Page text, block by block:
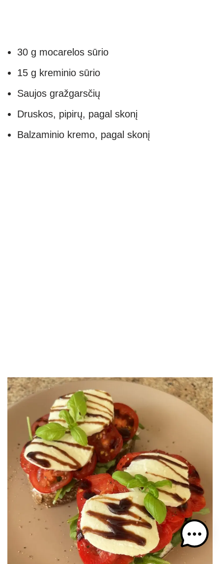
30 g mocarelos sūrio
15 g kreminio sūrio
Saujos gražgarsčių
Druskos, pipirų, pagal skonį
Balzaminio kremo, pagal skonį